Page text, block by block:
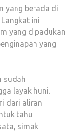
yang berada di
ini
yang dipadukan
yang
sudah
layak huni.
dari aliran
tahu
simak